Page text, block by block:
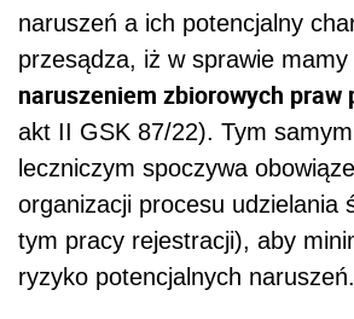
naruszeń a ich potencjalny
przesądza, iż w sprawie
naruszeniem zbiorowych praw
akt II GSK 87/22). Tym
leczniczym spoczywa
organizacji procesu udzielania
tym pracy rejestracji), aby
ryzyko potencjalnych naruszeń.